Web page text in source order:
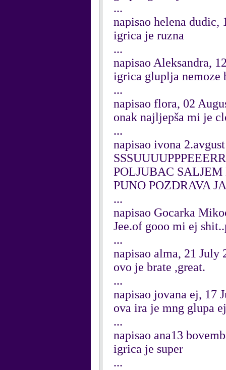
...
napisao helena dudic,
igrica je ruzna
...
napisao Aleksandra,
igrica gluplja
...
napisao flora, 02
onak najljepša mi je
...
napisao ivona
POLJUBAC
PUNO POZDRAVA
...
napisao Gocarka
Jee.of gooo mi ej
...
napisao alma, 21 July
ovo je brate ,great.
...
napisao jovana ej, 17
ova ira je mng glupa ej
...
napisao ana13
igrica je super
...